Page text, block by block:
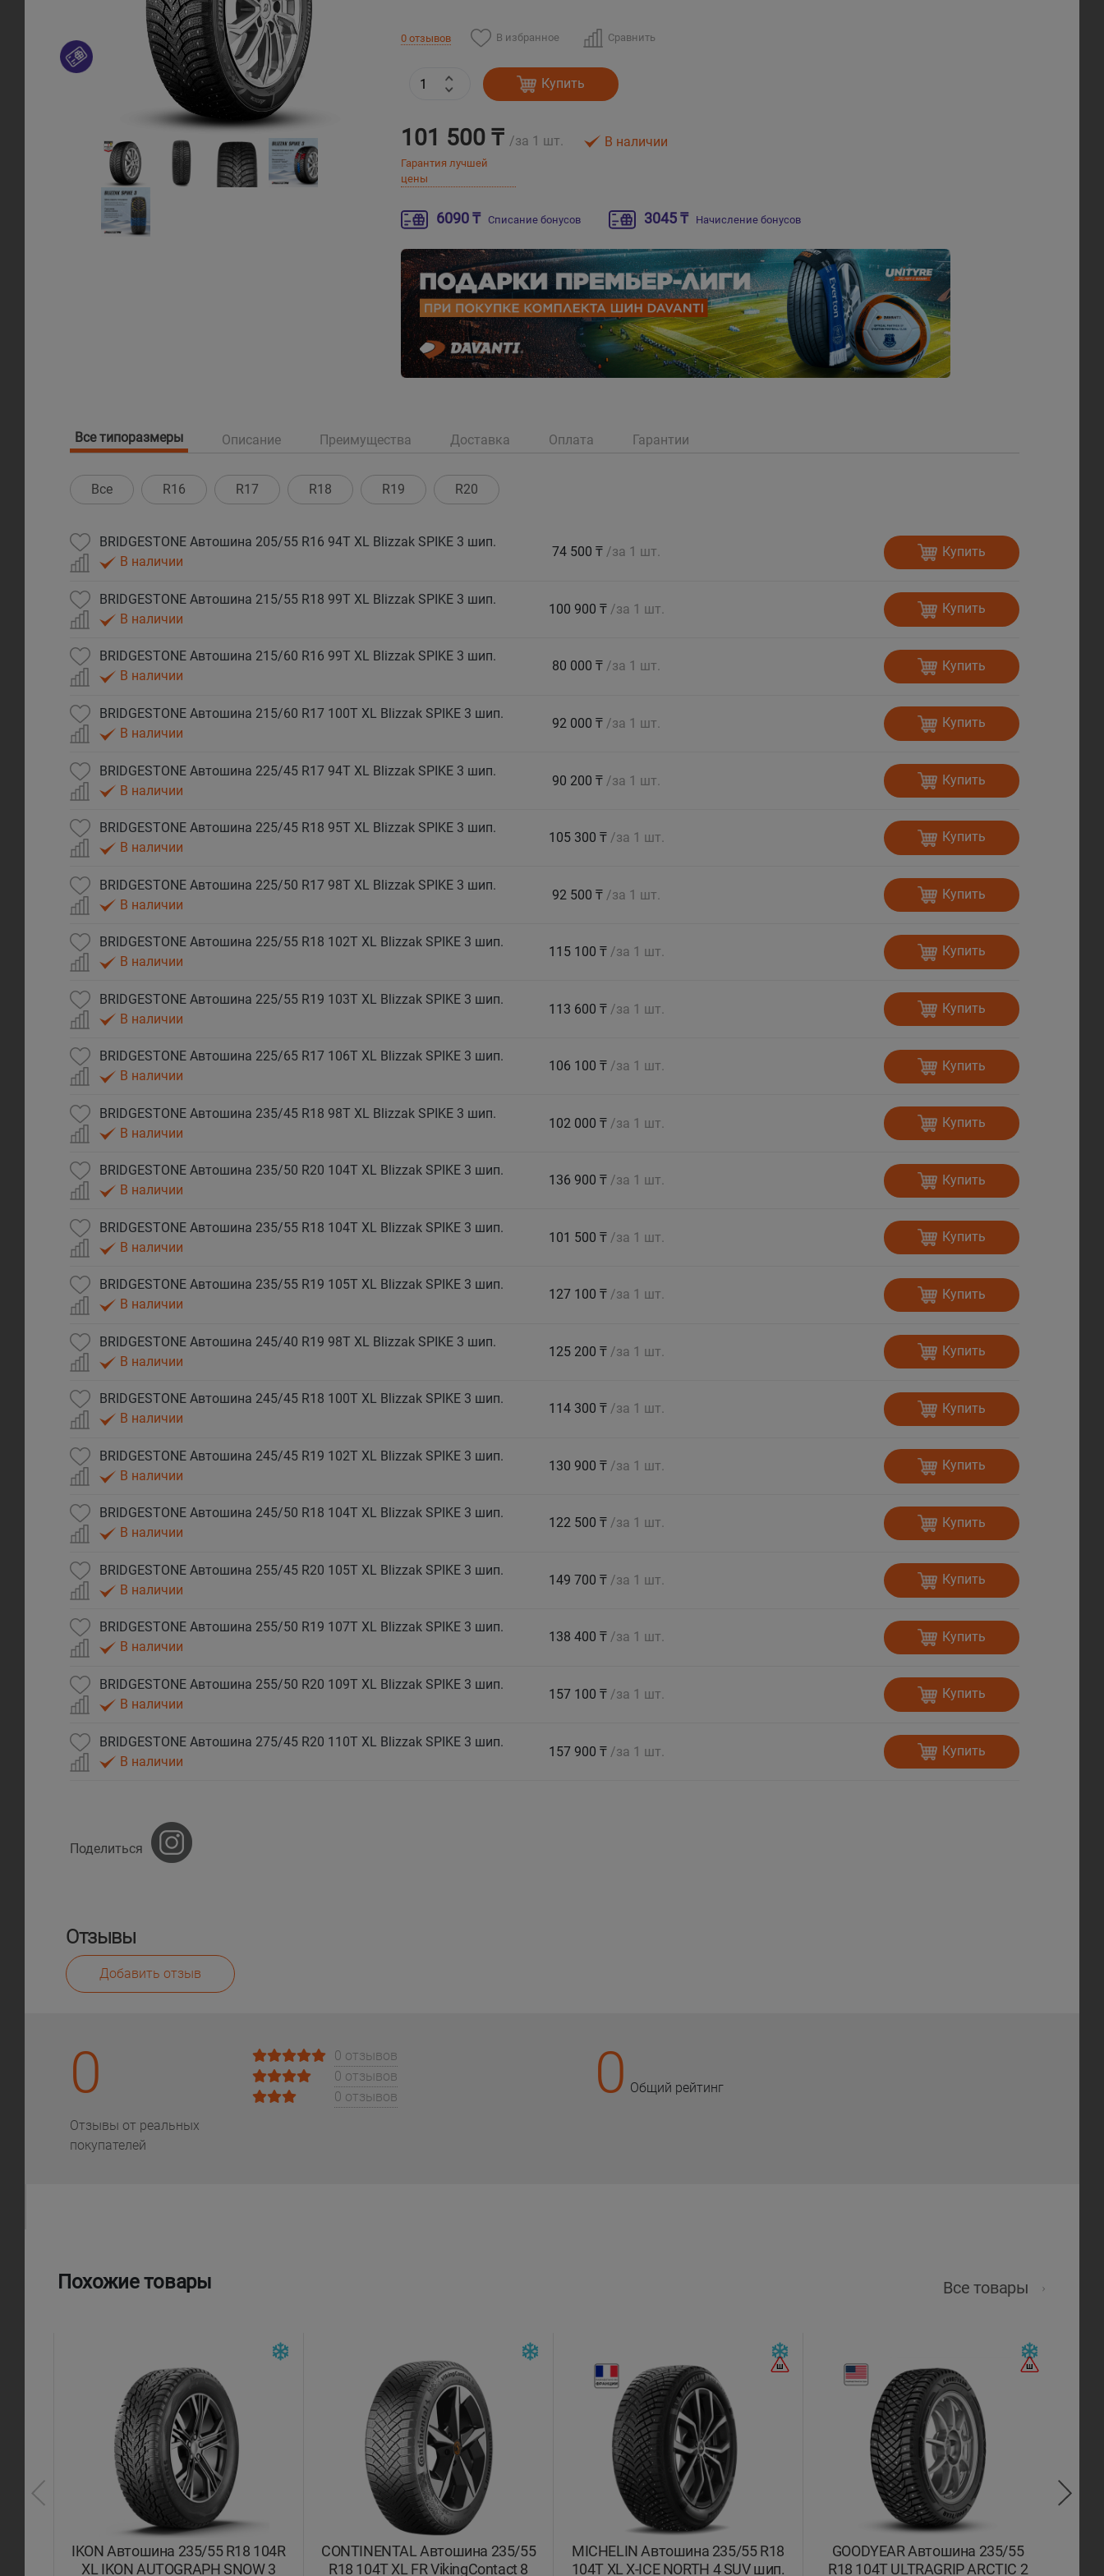
0 отзывов В избранное Сравнить
Купить
101 500 ₸ /за 1 шт.
Гарантия лучшей
цены
В наличии
6090 ₸ Списание бонусов 3045 ₸ Начисление бонусов
Все типоразмеры Описание Преимущества Доставка Оплата Гарантии
Все R16 R17 R18 R19 R20
BRIDGESTONE Автошина 205/55 R16 94T XL Blizzak SPIKE 3 шип.
В наличии
74 500 ₸ /за 1 шт. Купить
BRIDGESTONE Автошина 215/55 R18 99T XL Blizzak SPIKE 3 шип.
В наличии
100 900 ₸ /за 1 шт. Купить
BRIDGESTONE Автошина 215/60 R16 99T XL Blizzak SPIKE 3 шип.
В наличии
80 000 ₸ /за 1 шт. Купить
BRIDGESTONE Автошина 215/60 R17 100T XL Blizzak SPIKE 3 шип.
В наличии
92 000 ₸ /за 1 шт. Купить
BRIDGESTONE Автошина 225/45 R17 94T XL Blizzak SPIKE 3 шип.
В наличии
90 200 ₸ /за 1 шт. Купить
BRIDGESTONE Автошина 225/45 R18 95T XL Blizzak SPIKE 3 шип.
В наличии
105 300 ₸ /за 1 шт. Купить
BRIDGESTONE Автошина 225/50 R17 98T XL Blizzak SPIKE 3 шип.
В наличии
92 500 ₸ /за 1 шт. Купить
BRIDGESTONE Автошина 225/55 R18 102T XL Blizzak SPIKE 3 шип.
В наличии
115 100 ₸ /за 1 шт. Купить
BRIDGESTONE Автошина 225/55 R19 103T XL Blizzak SPIKE 3 шип.
В наличии
113 600 ₸ /за 1 шт. Купить
BRIDGESTONE Автошина 225/65 R17 106T XL Blizzak SPIKE 3 шип.
В наличии
106 100 ₸ /за 1 шт. Купить
BRIDGESTONE Автошина 235/45 R18 98T XL Blizzak SPIKE 3 шип.
В наличии
102 000 ₸ /за 1 шт. Купить
BRIDGESTONE Автошина 235/50 R20 104T XL Blizzak SPIKE 3 шип.
В наличии
136 900 ₸ /за 1 шт. Купить
BRIDGESTONE Автошина 235/55 R18 104T XL Blizzak SPIKE 3 шип.
В наличии
101 500 ₸ /за 1 шт. Купить
BRIDGESTONE Автошина 235/55 R19 105T XL Blizzak SPIKE 3 шип.
В наличии
127 100 ₸ /за 1 шт. Купить
BRIDGESTONE Автошина 245/40 R19 98T XL Blizzak SPIKE 3 шип.
В наличии
125 200 ₸ /за 1 шт. Купить
BRIDGESTONE Автошина 245/45 R18 100T XL Blizzak SPIKE 3 шип.
В наличии
114 300 ₸ /за 1 шт. Купить
BRIDGESTONE Автошина 245/45 R19 102T XL Blizzak SPIKE 3 шип.
В наличии
130 900 ₸ /за 1 шт. Купить
BRIDGESTONE Автошина 245/50 R18 104T XL Blizzak SPIKE 3 шип.
В наличии
122 500 ₸ /за 1 шт. Купить
BRIDGESTONE Автошина 255/45 R20 105T XL Blizzak SPIKE 3 шип.
В наличии
149 700 ₸ /за 1 шт. Купить
BRIDGESTONE Автошина 255/50 R19 107T XL Blizzak SPIKE 3 шип.
В наличии
138 400 ₸ /за 1 шт. Купить
BRIDGESTONE Автошина 255/50 R20 109T XL Blizzak SPIKE 3 шип.
В наличии
157 100 ₸ /за 1 шт. Купить
BRIDGESTONE Автошина 275/45 R20 110T XL Blizzak SPIKE 3 шип.
В наличии
157 900 ₸ /за 1 шт. Купить
Поделиться
Отзывы
Добавить отзыв
0
Отзывы от реальных
покупателей
0 отзывов
0 отзывов
0 отзывов
0 Общий рейтинг
Похожие товары Все товары
IKON Автошина 235/55 R18 104R
XL IKON AUTOGRAPH SNOW 3
CONTINENTAL Автошина 235/55
R18 104T XL FR VikingContact 8
MICHELIN Автошина 235/55 R18
104T XL X-ICE NORTH 4 SUV шип.
GOODYEAR Автошина 235/55
R18 104T ULTRAGRIP ARCTIC 2